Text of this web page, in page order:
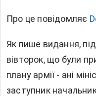
Про це повідомляє
Як пише видання,
вівторок, що були
плану армії - ані
заступник